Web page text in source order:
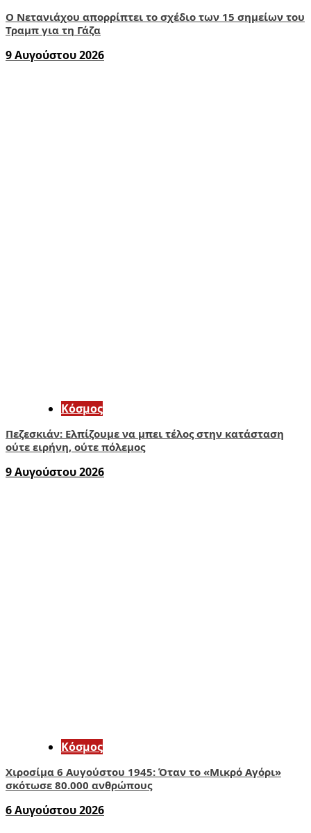
Ο Νετανιάχου απορρίπτει το σχέδιο των 15 σημείων του
Τραμπ για τη Γάζα
9 Αυγούστου 2026
Κόσμος
Πεζεσκιάν: Ελπίζουμε να μπει τέλος στην κατάσταση
ούτε ειρήνη, ούτε πόλεμος
9 Αυγούστου 2026
Κόσμος
Χιροσίμα 6 Αυγούστου 1945: Όταν το «Μικρό Αγόρι»
σκότωσε 80.000 ανθρώπους
6 Αυγούστου 2026